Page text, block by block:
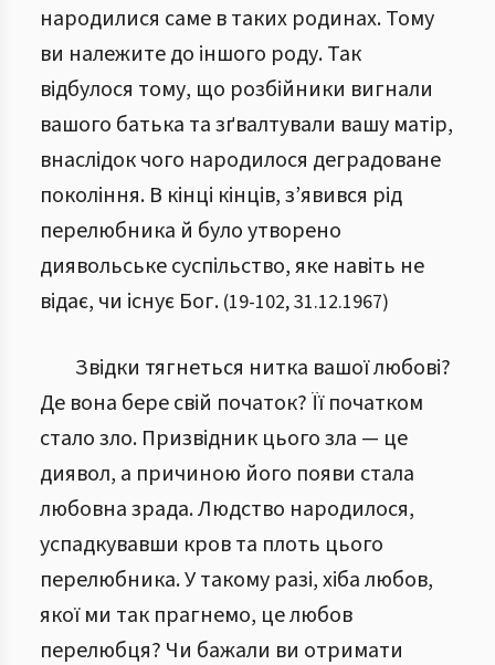
народилися саме в таких родинах. Тому
ви належите до іншого роду. Так
відбулося тому, що розбійники вигнали
вашого батька та зґвалтували вашу матір,
внаслідок чого народилося деградоване
покоління. В кінці кінців, з’явився рід
перелюбника й було утворено
диявольське суспільство, яке навіть не
відає, чи існує Бог. (19-102,31.12.1967)
Звідки тягнеться нитка вашої любові?
Де вона бере свій початок? Її початком
стало зло. Призвідник цього зла — це
диявол, а причиною його появи стала
любовна зрада. Людство народилося,
успадкувавши кров та плоть цього
перелюбника. У такому разі, хіба любов,
якої ми так прагнемо, це любов
перелюбця? Чи бажали ви отримати